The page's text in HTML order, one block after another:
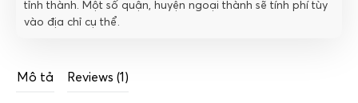
tỉnh thành. Một số quận, huyện ngoại thành sẽ tính phí tùy
vào địa chỉ cụ thể.
Mô tả Reviews (1)